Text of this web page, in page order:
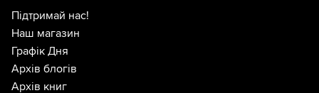
Підтримай нас!
Наш магазин
Графік Дня
Архів блогів
Архів книг